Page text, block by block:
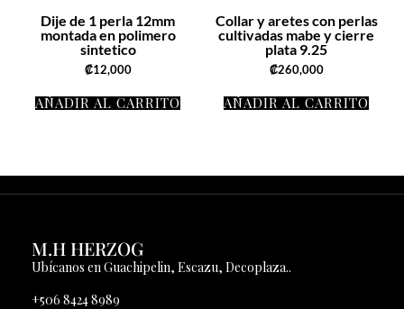
Dije de 1 perla 12mm
montada en polimero
sintetico
₡12,000
AÑADIR AL CARRITO
Collar y aretes con perlas
cultivadas mabe y cierre
plata 9.25
₡260,000
AÑADIR AL CARRITO
M.H HERZOG
Ubícanos en Guachipelin, Escazu, Decoplaza..
+506 8424 8989